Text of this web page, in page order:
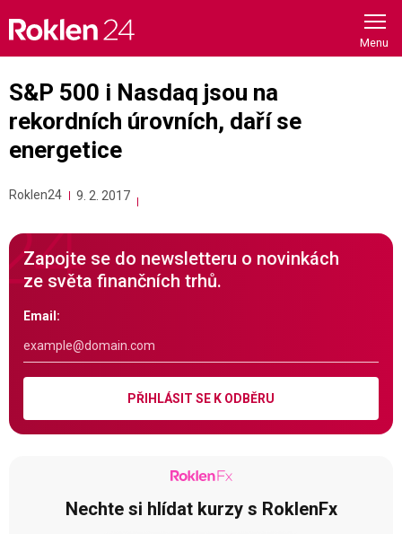
content
S&P 500 i Nasdaq jsou na
rekordních úrovních, daří se
energetice
Roklen24 9. 2. 2017
Zapojte se do newsletteru o novinkách
ze světa finančních trhů.
Email:
PŘIHLÁSIT SE K ODBĚRU
Nechte si hlídat kurzy s RoklenFx